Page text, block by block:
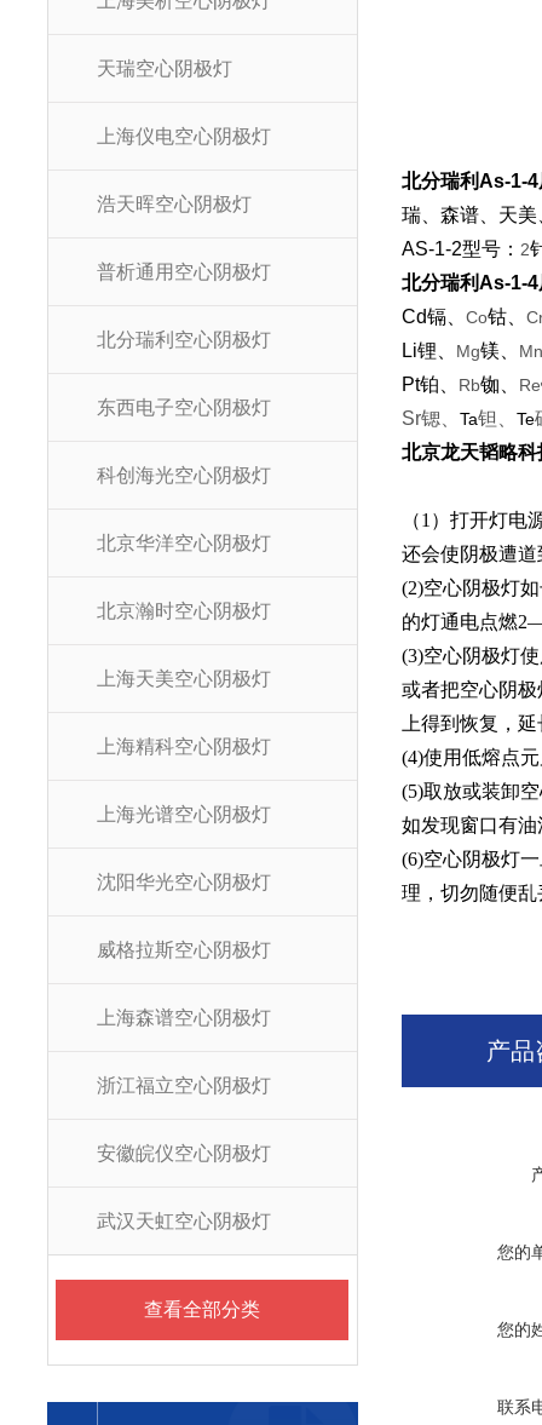
天瑞空心阴极灯
上海仪电空心阴极灯
浩天晖空心阴极灯
普析通用空心阴极灯
北分瑞利空心阴极灯
东西电子空心阴极灯
科创海光空心阴极灯
北京华洋空心阴极灯
北京瀚时空心阴极灯
上海天美空心阴极灯
上海精科空心阴极灯
上海光谱空心阴极灯
沈阳华光空心阴极灯
威格拉斯空心阴极灯
上海森谱空心阴极灯
浙江福立空心阴极灯
安徽皖仪空心阴极灯
武汉天虹空心阴极灯
查看全部分类
北分瑞利As-1-
瑞、森谱、天
AS-1-2型号： 2
北分瑞利As-1-
Cd镉、Co钴、
Li锂、 Mg镁、
Pt铂、 Rb铷、 Re
Sr锶、Ta钽、Te
北京龙天韬略
（1）打开灯
还会使阴极遭
(2)空心阴极灯
的灯通电点燃
(3)空心阴极灯
或者把空心阴
上得到恢复，
(4)使用低熔点
(5)取放或装卸
如发现窗口有
(6)空心阴极灯
理，切勿随便乱
产品
您的
您的
联系